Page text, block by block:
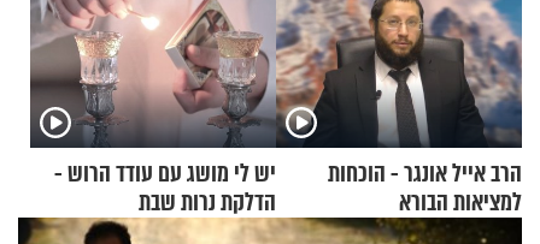
הרב אייל אונגר - הוכחות
למציאות הבורא
יש לי מושג עם עודד הרוש -
הדלקת נרות שבת